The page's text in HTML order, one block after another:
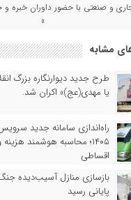
و صنعتی با حضور داوران
»
مشابه
طرح جدید دیوارنگاره بزرگ
یا مهدی(عج)» اکران شد.
راه‌اندازی سامانه جدید
۱۴۰۵؛ محاسبه هوشمند
اقساطی
بازسازی منازل آسیب‌دیده
پایانی رسید